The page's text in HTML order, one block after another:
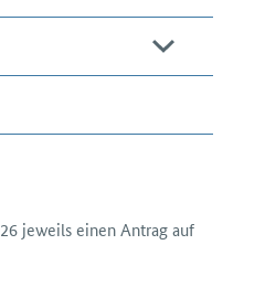
jeweils einen Antrag auf